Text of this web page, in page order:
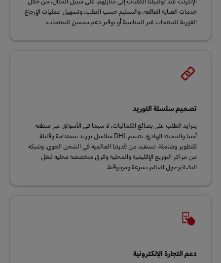
خدمات العناية الفائقة، والتسليم حسب الطلب، وتسهيل عمليات الإرجاع
الفورية للمنتجات غير المناسبة أو توفير دعم محسن للمنتجات.
تصميم سلسلة التوريد
يتزايد الطلب على بضائع الكماليات، لا سيما في الأسواق عبر منطقة
آسيا والمحيط الهادئ. تصمم DHL سلاسل توريد مستدامة وقابلة
للتطوير وشاملة. نستفيد من قدرتنا العالمية في الشحن الجوي، وشبكة
من مراكز التوزيع الإقليمية والمحلية وفرق متخصصة محلية لنقل
البضائع حول العالم بسرعة وموثوقية.
دعم التجارة الإلكترونية